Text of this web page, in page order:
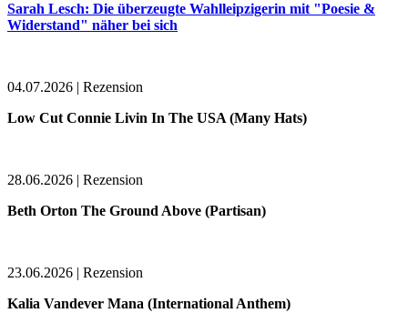
Sarah Lesch: Die überzeugte Wahlleipzigerin mit "Poesie &
Widerstand" näher bei sich
04.07.2026 | Rezension
Low Cut Connie Livin In The USA (Many Hats)
28.06.2026 | Rezension
Beth Orton The Ground Above (Partisan)
23.06.2026 | Rezension
Kalia Vandever Mana (International Anthem)